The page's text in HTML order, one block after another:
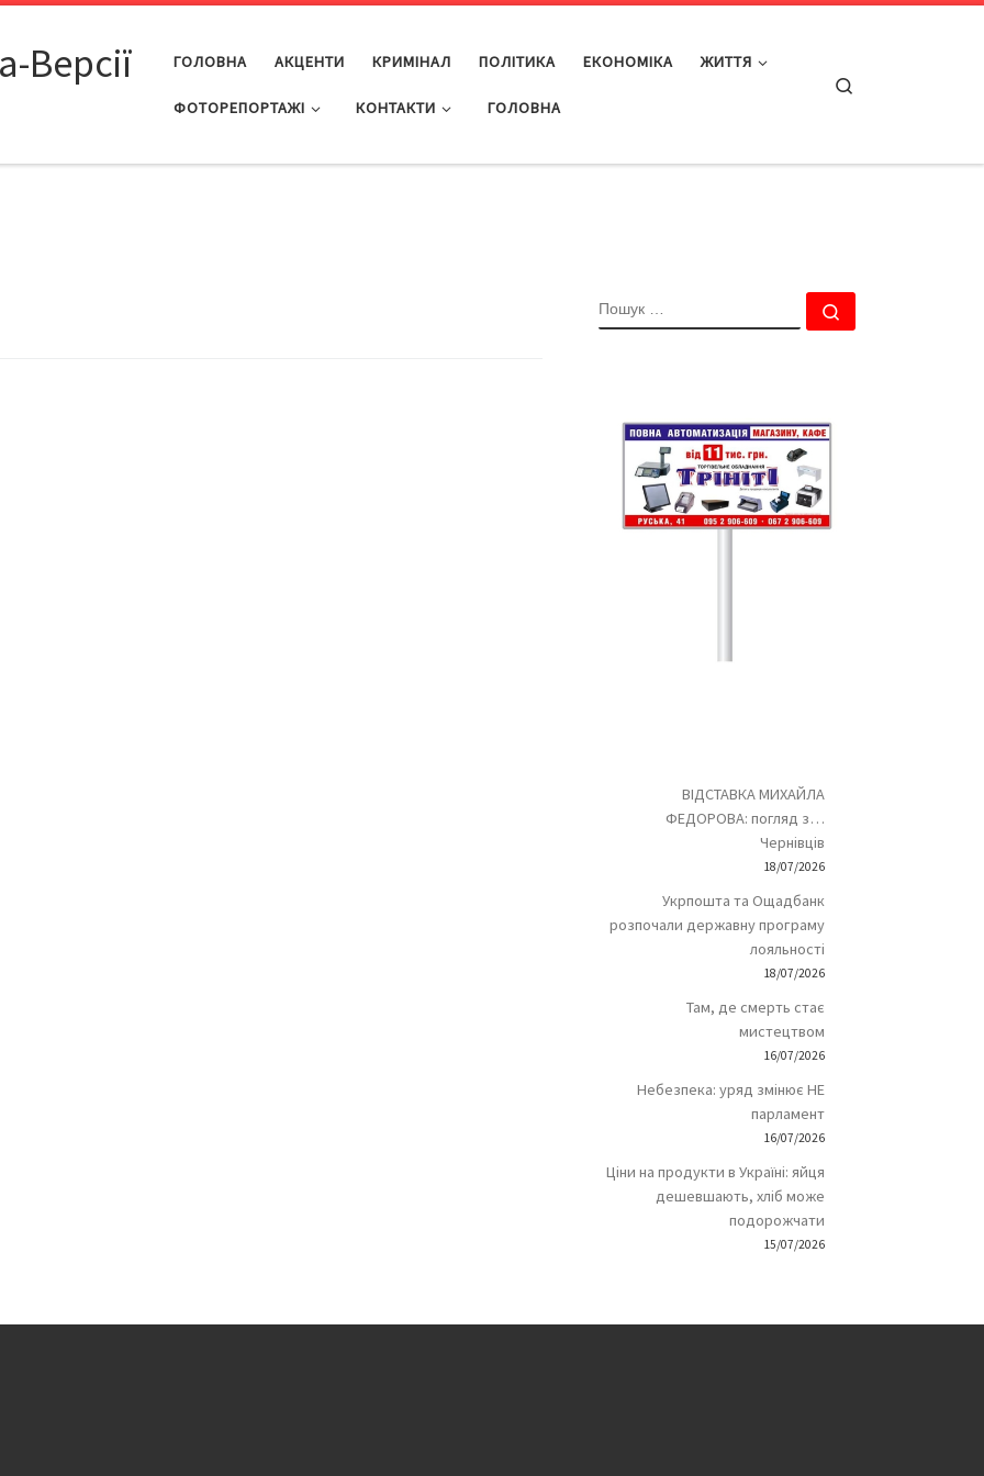
Версії ГОЛОВНА АКЦЕНТИ КРИМІНАЛ ПОЛІТИКА ЕКОНОМІКА ЖИТТЯ
ФОТОРЕПОРТАЖІ КОНТАКТИ ГОЛОВНА
ПОШУК
ВІДСТАВКА МИХАЙЛА
ФЕДОРОВА: погляд з…
Чернівців
18/07/2026
Укрпошта та Ощадбанк
розпочали державну програму
лояльності
18/07/2026
Там, де смерть стає
мистецтвом
16/07/2026
Небезпека: уряд змінює НЕ
парламент
16/07/2026
Ціни на продукти в Україні: яйця
дешевшають, хліб може
подорожчати
15/07/2026